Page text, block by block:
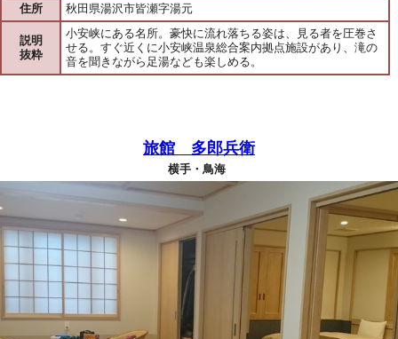
住所 秋田県湯沢市皆瀬字湯元
説明
抜粋
小安峡にある名所。豪快に流れ落ちる姿は、見る者を圧巻さ
せる。すぐ近くに小安峡温泉総合案内拠点施設があり、滝の
音を聞きながら足湯なども楽しめる。
旅館 多郎兵衛
横手・鳥海